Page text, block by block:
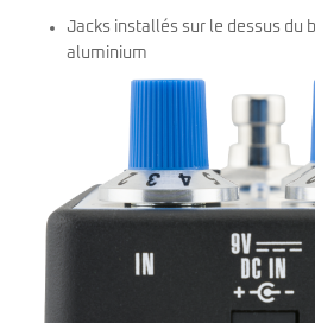
Jacks installés sur le dessus du
aluminium